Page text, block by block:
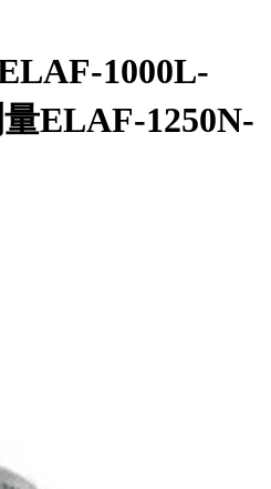
1000L-
ELAF-1250N-